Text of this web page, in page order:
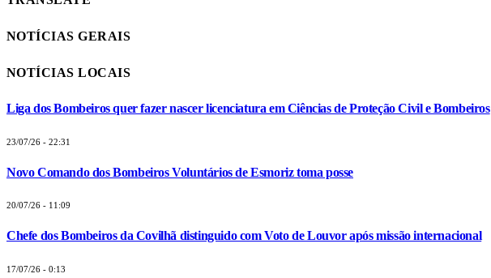
NOTÍCIAS GERAIS
NOTÍCIAS LOCAIS
Liga dos Bombeiros quer fazer nascer licenciatura em Ciências de Proteção Civil e Bombeiros
23/07/26 - 22:31
Novo Comando dos Bombeiros Voluntários de Esmoriz toma posse
20/07/26 - 11:09
Chefe dos Bombeiros da Covilhã distinguido com Voto de Louvor após missão internacional
17/07/26 - 0:13